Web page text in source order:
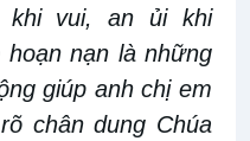
khi vui, an ủi khi
nạn là những
giúp anh chị em
chân dung Chúa